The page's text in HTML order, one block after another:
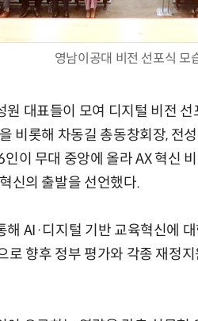
영남이공대 비전 선포식 모
대표들이 모여 디지털 비전
비롯해 차동길 총동창회장, 전
이 무대 중앙에 올라 AX 혁신
신의 출발을 선언했다.
AI·디지털 기반 교육혁신에
로 향후 정부 평가와 각종 재정